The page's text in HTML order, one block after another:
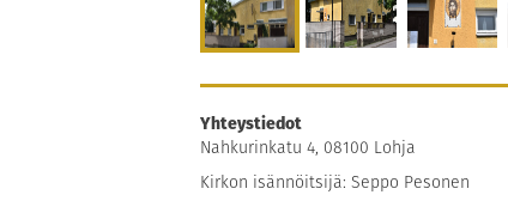
Yhteystiedot
Nahkurinkatu 4, 08100 Lohja
Kirkon isännöitsijä: Seppo Pesonen